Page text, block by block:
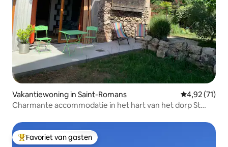
Vakantiewoning in Saint-Romans Gemiddelde
4,92 (71)
Charmante accommodatie in het hart van het dorp St
Topfavoriet van gasten
Favoriet van gasten